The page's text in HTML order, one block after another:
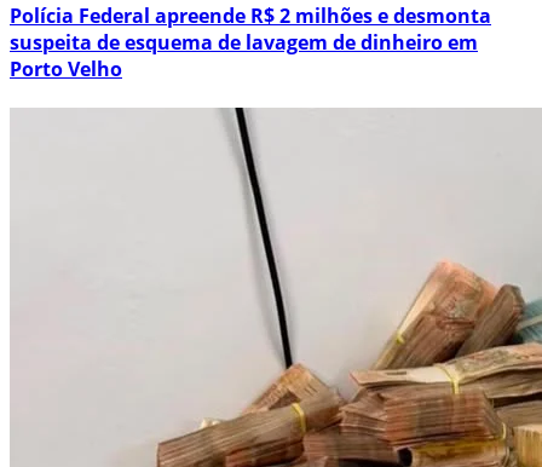
Polícia Federal apreende R$ 2 milhões e desmonta
suspeita de esquema de lavagem de dinheiro em
Porto Velho